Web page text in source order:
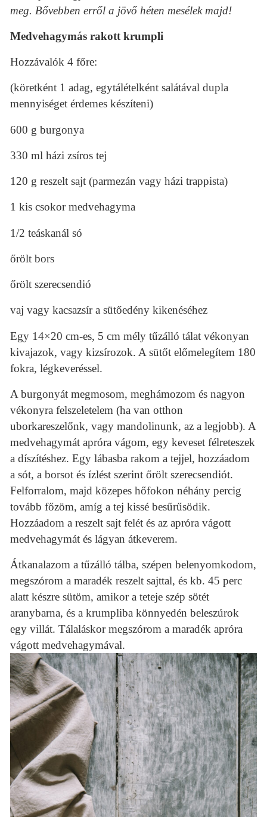
meg. Bővebben erről a jövő héten mesélek majd!
Medvehagymás rakott krumpli
Hozzávalók 4 főre:
(köretként 1 adag, egytálételként salátával dupla
mennyiséget érdemes készíteni)
600 g burgonya
330 ml házi zsíros tej
120 g reszelt sajt (parmezán vagy házi trappista)
1 kis csokor medvehagyma
1/2 teáskanál só
őrölt bors
őrölt szerecsendió
vaj vagy kacsazsír a sütőedény kikenéséhez
Egy 14×20 cm-es, 5 cm mély tűzálló tálat vékonyan
kivajazok, vagy kizsírozok. A sütőt előmelegítem 180
fokra, légkeveréssel.
A burgonyát megmosom, meghámozom és nagyon
vékonyra felszeletelem (ha van otthon
uborkareszelőnk, vagy mandolinunk, az a legjobb). A
medvehagymát apróra vágom, egy keveset félreteszek
a díszítéshez. Egy lábasba rakom a tejjel, hozzáadom
a sót, a borsot és ízlést szerint őrölt szerecsendiót.
Felforralom, majd közepes hőfokon néhány percig
tovább főzöm, amíg a tej kissé besűrűsödik.
Hozzáadom a reszelt sajt felét és az apróra vágott
medvehagymát és lágyan átkeverem.
Átkanalazom a tűzálló tálba, szépen belenyomkodom,
megszórom a maradék reszelt sajttal, és kb. 45 perc
alatt készre sütöm, amikor a teteje szép sötét
aranybarna, és a krumpliba könnyedén beleszúrok
egy villát. Tálaláskor megszórom a maradék apróra
vágott medvehagymával.